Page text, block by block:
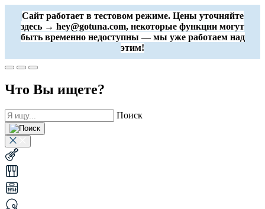
Сайт работает в тестовом режиме. Цены уточняйте
здесь → hey@gotuna.com, некоторые функции могут
быть временно недоступны — мы уже работаем над
этим!
Что Вы ищете?
Поиск